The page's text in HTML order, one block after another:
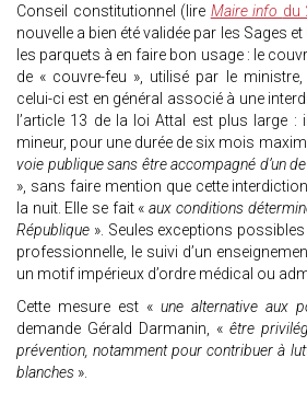
Conseil constitutionnel (lire Maire info du
nouvelle a bien été validée par les Sages
les parquets à en faire bon usage : le
de « couvre-feu », utilisé par le
celui-ci est en général associé à une
l’article 13 de la loi Attal est plus large :
mineur, pour une durée de six mois
voie publique sans être accompagné d’un
», sans faire mention que cette
la nuit. Elle se fait « aux conditions
République ». Seules exceptions possibles
professionnelle, le suivi d’un
un motif impérieux d’ordre médical ou
Cette mesure est « une alternative aux
demande Gérald Darmanin, « être
prévention, notamment pour contribuer à
blanches ».